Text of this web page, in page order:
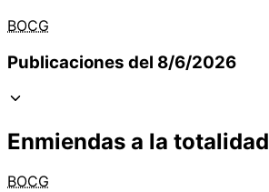
BOCG
Publicaciones del 8/6/2026
Enmiendas a la totalidad
BOCG